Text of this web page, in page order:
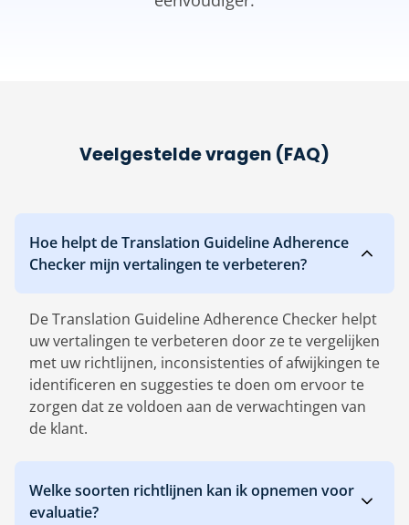
Veelgestelde vragen (FAQ)
Hoe helpt de Translation Guideline Adherence
Checker mijn vertalingen te verbeteren?
De Translation Guideline Adherence Checker helpt
uw vertalingen te verbeteren door ze te vergelijken
met uw richtlijnen, inconsistenties of afwijkingen te
identificeren en suggesties te doen om ervoor te
zorgen dat ze voldoen aan de verwachtingen van
de klant.
Welke soorten richtlijnen kan ik opnemen voor
evaluatie?